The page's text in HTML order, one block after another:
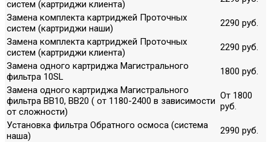
систем (картриджи клиента)
Замена комплекта картриджей Проточных
систем (картриджи наши)
2290 руб.
Замена комплекта картриджей Проточных
систем (картриджи клиента)
2290 руб.
Замена одного картриджа Магистрального
фильтра 10SL
1800 руб.
Замена одного картриджа Магистрального
фильтра ВВ10, ВВ20 ( от 1180-2400 в зависимости
от сложности)
От 1800
руб.
Установка фильтра Обратного осмоса (система
наша)
2990 руб.